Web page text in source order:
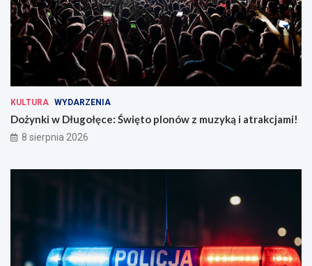
KULTURA WYDARZENIA
Dożynki w Długołęce: Święto plonów z muzyką i atrakcjami!
8 sierpnia 2026